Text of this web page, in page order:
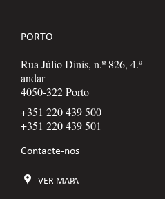
PORTO
Rua Júlio Dinis, n.º 826, 4.º
andar
4050-322 Porto
+351 220 439 500
+351 220 439 501
Contacte-nos
VER MAPA